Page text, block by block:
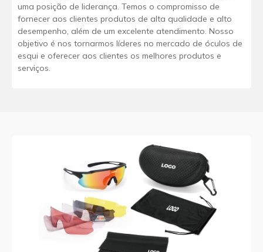
uma posição de liderança. Temos o compromisso de
fornecer aos clientes produtos de alta qualidade e alto
desempenho, além de um excelente atendimento. Nosso
objetivo é nos tornarmos líderes no mercado de óculos de
esqui e oferecer aos clientes os melhores produtos e
serviços.